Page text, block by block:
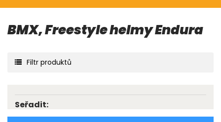
BMX, Freestyle helmy Endura
Filtr produktů
Seřadit: